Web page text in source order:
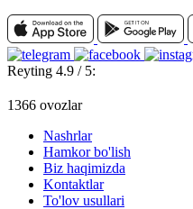
Reyting 4.9 / 5:
1366 ovozlar
Nashrlar
Hamkor bo'lish
Biz haqimizda
Kontaktlar
To'lov usullari